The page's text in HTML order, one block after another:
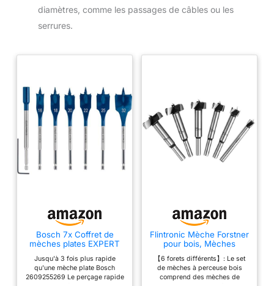
diamètres, comme les passages de câbles ou les
serrures.
Bosch 7x Coffret de
mèches plates EXPERT
Self Cut Speed (pour
Bois résineux, Panneau
aggloméré, Ø 16-32 mm,
Professional Accessoire
Jusqu'à 3 fois plus rapide
qu'une mèche plate Bosch
2609255269 Le perçage rapide
Flintronic Mèche Forstner
pour bois, Mèches
Forestières, 6 PCS
(10/15/20/25/30/35mm),
Foret à Bois en Alliage de
Qualité Supérieure avec
【6 forets différents】: Le set
de mèches à perceuse bois
comprend des mèches de